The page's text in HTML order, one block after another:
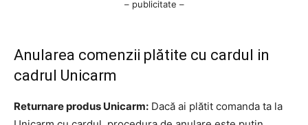
– publicitate –
Anularea comenzii plătite cu cardul in
cadrul Unicarm
Returnare produs Unicarm: Dacă ai plătit comanda ta la